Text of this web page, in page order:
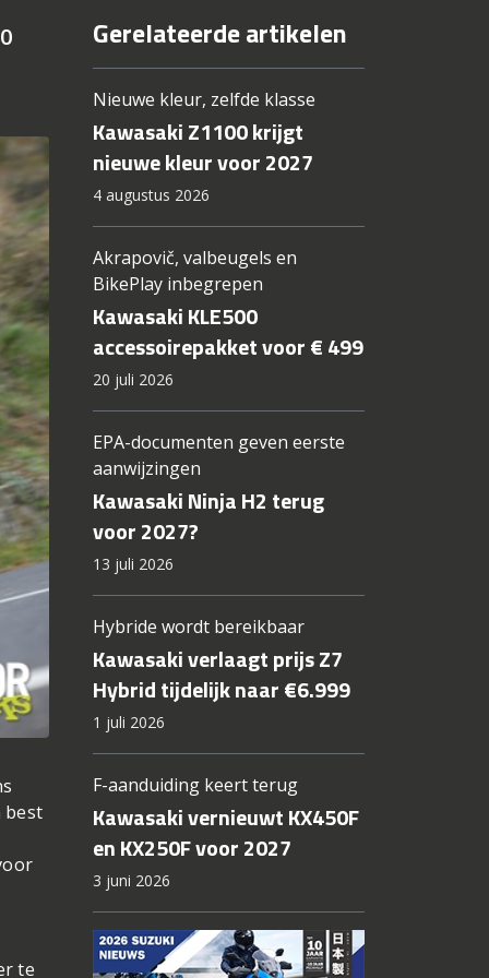
best
te
Gerelateerde artikelen
Nieuwe kleur, zelfde klasse
Kawasaki Z1100 krijgt
nieuwe kleur voor 2027
4 augustus 2026
Akrapovič, valbeugels en
BikePlay inbegrepen
Kawasaki KLE500
accessoirepakket voor € 499
20 juli 2026
EPA-documenten geven eerste
aanwijzingen
Kawasaki Ninja H2 terug
voor 2027?
13 juli 2026
Hybride wordt bereikbaar
Kawasaki verlaagt prijs Z7
Hybrid tijdelijk naar €6.999
1 juli 2026
F-aanduiding keert terug
Kawasaki vernieuwt KX450F
en KX250F voor 2027
3 juni 2026